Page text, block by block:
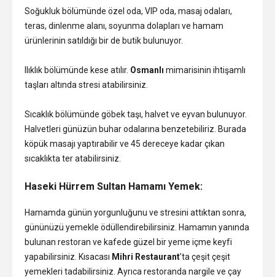
Soğukluk bölümünde özel oda, VIP oda, masaj odaları,
teras, dinlenme alanı, soyunma dolapları ve hamam
ürünlerinin satıldığı bir de butik bulunuyor.
Ilıklık bölümünde kese atılır. Osmanlı mimarisinin ihtişamlı
taşları altında stresi atabilirsiniz.
Sıcaklık bölümünde göbek taşı, halvet ve eyvan bulunuyor.
Halvetleri günüzün buhar odalarına benzetebiliriz. Burada
köpük masajı yaptırabilir ve 45 dereceye kadar çıkan
sıcaklıkta ter atabilirsiniz.
Haseki Hürrem Sultan Hamamı Yemek:
Hamamda günün yorgunluğunu ve stresini attıktan sonra,
gününüzü yemekle ödüllendirebilirsiniz. Hamamın yanında
bulunan restoran ve kafede güzel bir yeme içme keyfi
yapabilirsiniz. Kısacası Mihri Restaurant’ta çeşit çeşit
yemekleri tadabilirsiniz. Ayrıca restoranda nargile ve çay